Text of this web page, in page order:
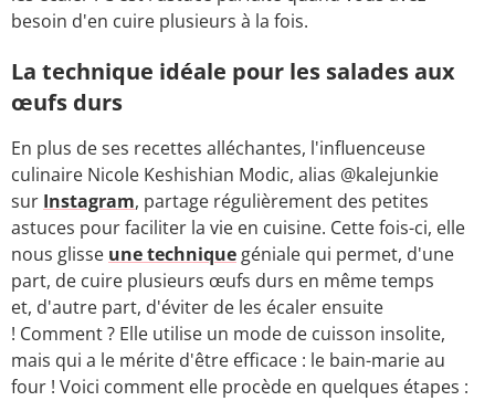
besoin d'en cuire plusieurs à la fois.
La technique idéale pour les salades aux
œufs durs
En plus de ses recettes alléchantes, l'influenceuse
culinaire Nicole Keshishian Modic, alias @kalejunkie
sur Instagram, partage régulièrement des petites
astuces pour faciliter la vie en cuisine. Cette fois-ci, elle
nous glisse une technique géniale qui permet, d'une
part, de cuire plusieurs œufs durs en même temps
et, d'autre part, d'éviter de les écaler ensuite
! Comment ? Elle utilise un mode de cuisson insolite,
mais qui a le mérite d'être efficace : le bain-marie au
four ! Voici comment elle procède en quelques étapes :